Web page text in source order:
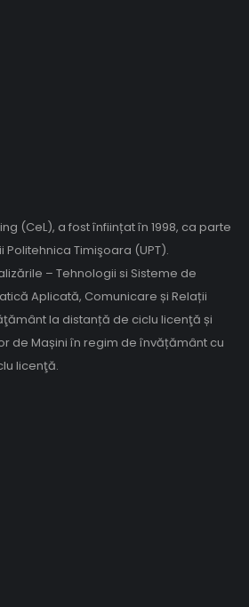
(CeL), a fost înființat în 1998, ca parte
Timişoara (UPT).
– Tehnologii si Sisteme de
Aplicată, Comunicare și Relații
la distanță de ciclu licenţă și
de Mașini în regim de învățământ cu
licenţă.